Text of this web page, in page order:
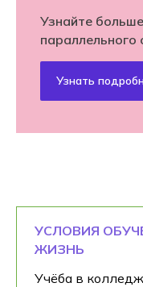
Узнайте
параллельного
Узнать
УСЛОВИЯ
ЖИЗНЬ
Учёба в